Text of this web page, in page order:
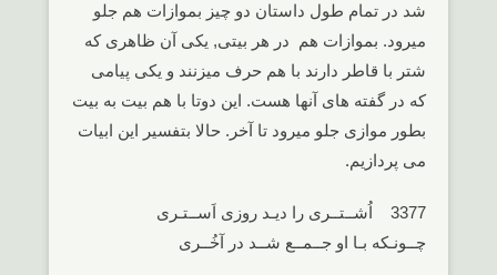
شد در تمام طول داستان دو چیز بموازات هم جلو
میرود. بموازات هم در هر بیتی, یکی آن ظاهری که
شتر با قاطر دارند با هم حرف میزنند و یکی پیامی
که در گفته های آنها هست. این دوتا با هم بیت به بیت
بطور موازی جلو میرود تا آخر. حالا بتفسیر این ابیات
می پردازیم.
3377 اُشــتــری را دیـد روزی اَســتـری
چــونـکه بـا او جــمــع شــد در آخُــری